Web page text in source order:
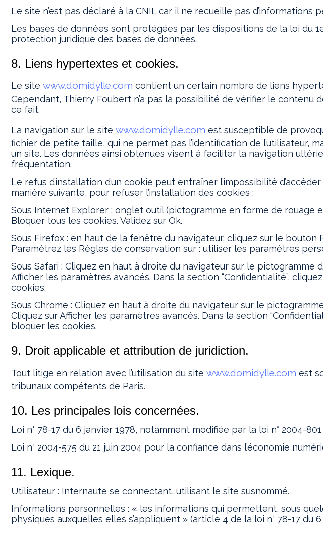
Le site n’est pas déclaré à la CNIL car il ne recueille pas d’informations
Les bases de données sont protégées par les dispositions de la loi du
protection juridique des bases de données.
8. Liens hypertextes et cookies.
Le site www.domidylle.com contient un certain nombre de liens
Cependant, Thierry Foubert n’a pas la possibilité de vérifier le contenu
ce fait.
La navigation sur le site www.domidylle.com est susceptible de
fichier de petite taille, qui ne permet pas l’identification de l’utilisateur,
un site. Les données ainsi obtenues visent à faciliter la navigation
fréquentation.
Le refus d’installation d’un cookie peut entraîner l’impossibilité
manière suivante, pour refuser l’installation des cookies :
Sous Internet Explorer : onglet outil (pictogramme en forme de
Bloquer tous les cookies. Validez sur Ok.
Sous Firefox : en haut de la fenêtre du navigateur, cliquez sur le bouton
Paramétrez les Règles de conservation sur : utiliser les paramètres
Sous Safari : Cliquez en haut à droite du navigateur sur le
Afficher les paramètres avancés. Dans la section “Confidentialité”,
cookies.
Sous Chrome : Cliquez en haut à droite du navigateur sur le
Cliquez sur Afficher les paramètres avancés. Dans la section
bloquer les cookies.
9. Droit applicable et attribution de juridiction.
Tout litige en relation avec l’utilisation du site www.domidylle.com est
tribunaux compétents de Paris.
10. Les principales lois concernées.
Loi n° 78-17 du 6 janvier 1978, notamment modifiée par la loi n° 2004-
Loi n° 2004-575 du 21 juin 2004 pour la confiance dans l’économie
11. Lexique.
Utilisateur : Internaute se connectant, utilisant le site susnommé.
Informations personnelles : « les informations qui permettent, sous
physiques auxquelles elles s’appliquent » (article 4 de la loi n° 78-17 du 6